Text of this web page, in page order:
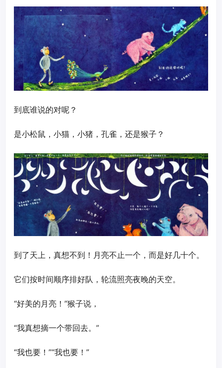
到底谁说的对呢？
是小松鼠，小猫，小猪，孔雀，还是猴子？
到了天上，真想不到！月亮不止一个，而是好几十个。
它们按时间顺序排好队，轮流照亮夜晚的天空。
“好美的月亮！”猴子说，
“我真想摘一个带回去。”
“我也要！”“我也要！”